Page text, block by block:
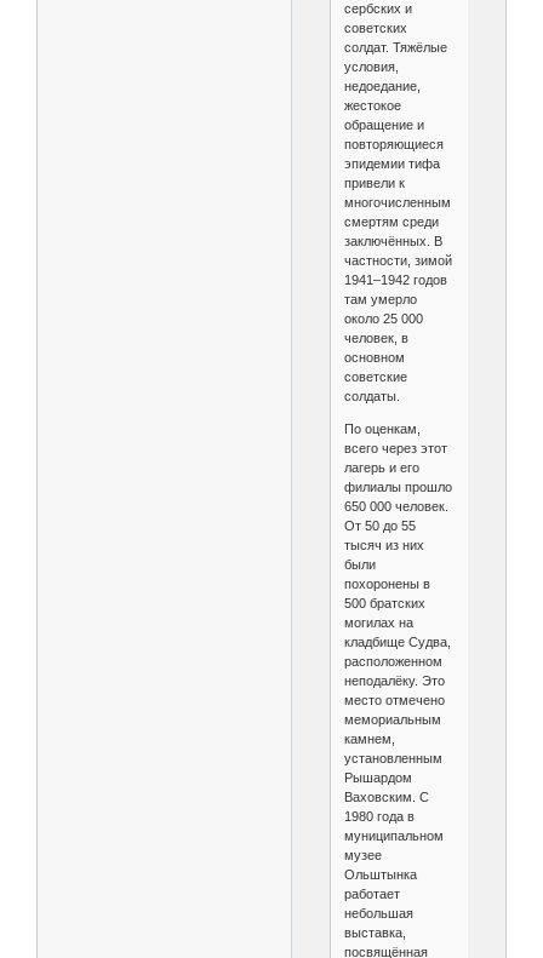
сербских и
советских
солдат. Тяжёлые
условия,
недоедание,
жестокое
обращение и
повторяющиеся
эпидемии тифа
привели к
многочисленным
смертям среди
заключённых. В
частности, зимой
1941–1942 годов
там умерло
около 25 000
человек, в
основном
советские
солдаты.
По оценкам,
всего через этот
лагерь и его
филиалы прошло
650 000 человек.
От 50 до 55
тысяч из них
были
похоронены в
500 братских
могилах на
кладбище Судва,
расположенном
неподалёку. Это
место отмечено
мемориальным
камнем,
установленным
Рышардом
Ваховским. С
1980 года в
муниципальном
музее
Ольштынка
работает
небольшая
выставка,
посвящённая